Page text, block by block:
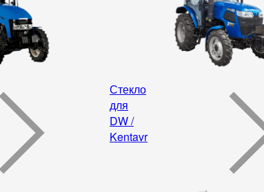
Стекло
для
DW /
Kentavr